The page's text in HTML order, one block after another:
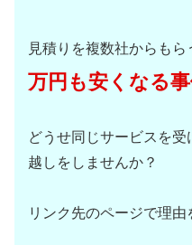
見積りを複数社からもら
万円も安くなる
どうせ同じサービスを受
越しをしませんか？
リンク先のページで理由